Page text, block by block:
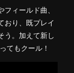
ィールド曲、
おり、既プレイ
う。加えて新し
てもクール！